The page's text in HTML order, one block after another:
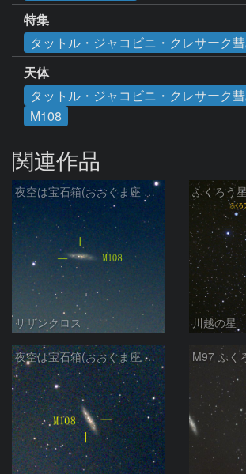
特集
タットル・ジャコビニ・クレサーク彗
天体
タットル・ジャコビニ・クレサーク
M108
関連作品
夜空は宝石箱(おおぐま座 M108) Seestar50
サザンクロス
ふくろう
川越の星
夜空は宝石箱(おおぐま座 M108) Seestar50